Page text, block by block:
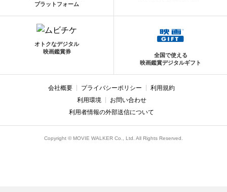
プラットフォーム
オトクなデジタル
映画鑑賞券
全国で使える
映画鑑賞デジタルギフト
会社概要 プライバシーポリシー
利用規約
利用環境
お問い合わせ
利用者情報の外部送信について
Copyright © MOVIE WALKER Co., Ltd. All Rights Reserved.